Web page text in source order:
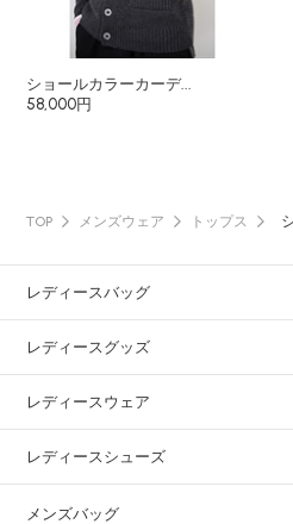
ショールカラーカーデ...
58,000円
TOP メンズウェア トップス
レディースバッグ
レディースグッズ
レディースウェア
レディースシューズ
メンズバッグ